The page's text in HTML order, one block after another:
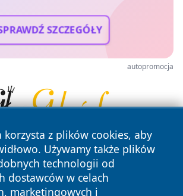
SZCZEGÓŁY
autopromocja
korzysta z plików cookies, aby
Używamy także plików
technologii od
dostawców w celach
marketingowych i